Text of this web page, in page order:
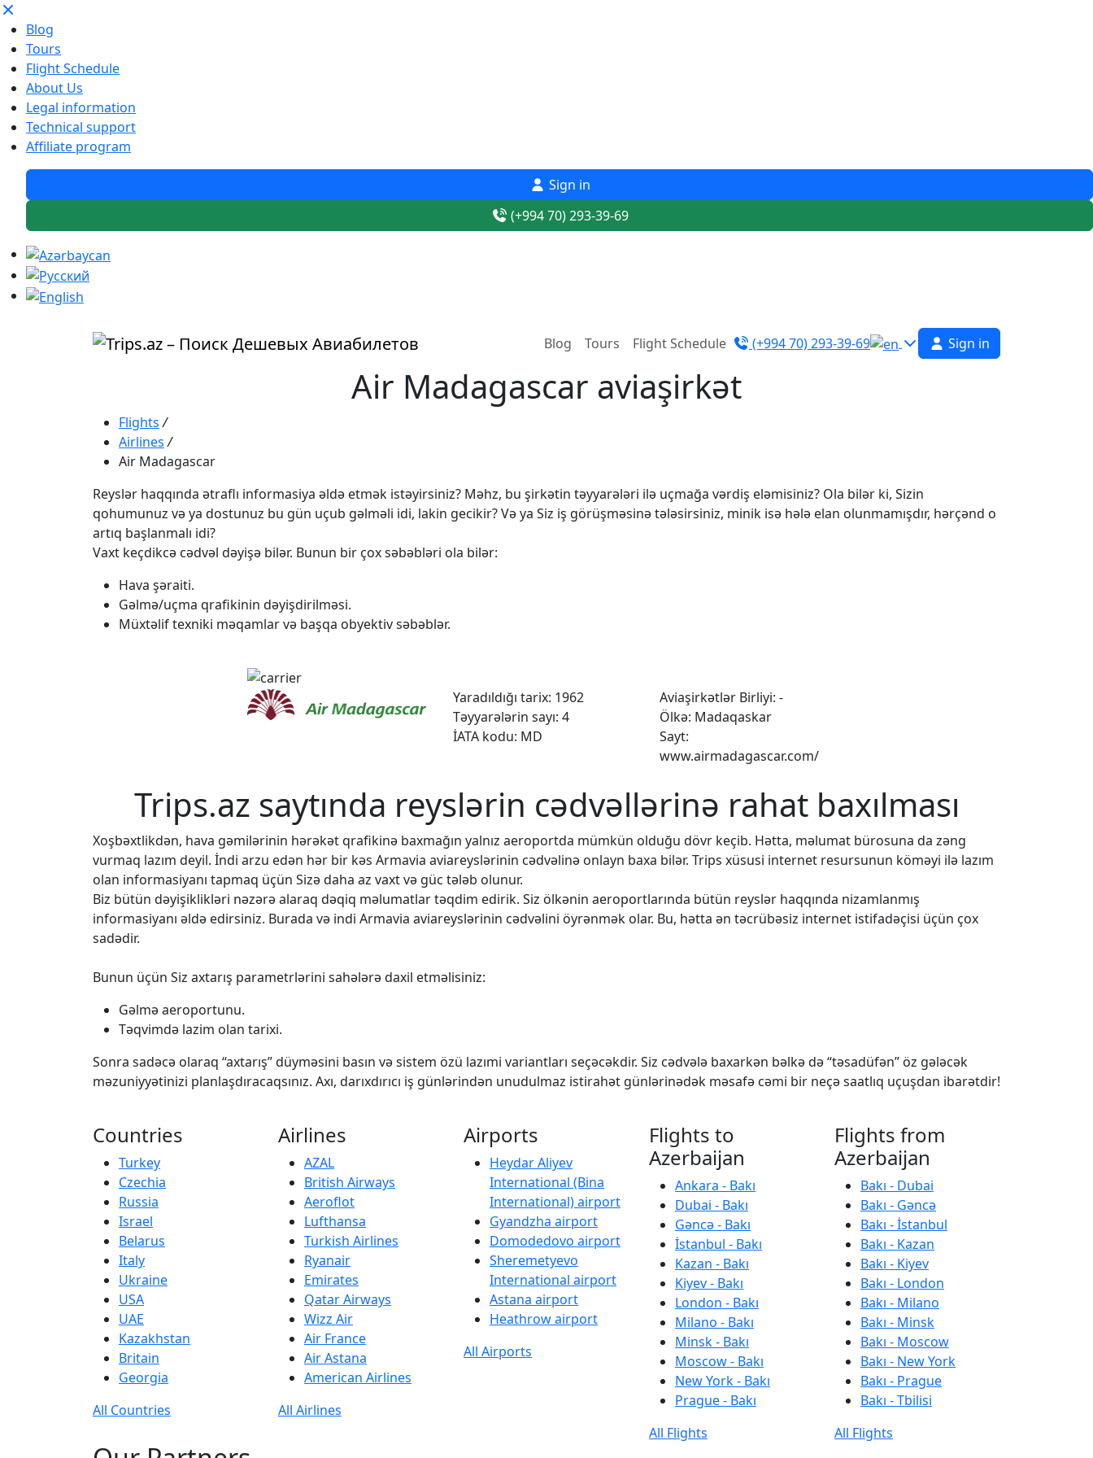
Blog
Tours
Flight Schedule
About Us
Legal information
Technical support
Affiliate program
Sign in
(+994 70) 293-39-69
Blog Tours Flight Schedule (+994 70) 293-39-69 Sign in
Air Madagascar aviaşirkət
Flights /
Airlines /
Air Madagascar
Reyslər haqqında ətraflı informasiya əldə etmək istəyirsiniz? Məhz, bu şirkətin təyyarələri ilə uçmağa vərdiş eləmisiniz? Ola bilər ki, Sizin
qohumunuz və ya dostunuz bu gün uçub gəlməli idi, lakin gecikir? Və ya Siz iş görüşməsinə tələsirsiniz, minik isə hələ elan olunmamışdır, hərçənd o
artıq başlanmalı idi?
Vaxt keçdikcə cədvəl dəyişə bilər. Bunun bir çox səbəbləri ola bilər:
Hava şəraiti.
Gəlmə/uçma qrafikinin dəyişdirilməsi.
Müxtəlif texniki məqamlar və başqa obyektiv səbəblər.
Yaradıldığı tarix: 1962
Təyyarələrin sayı: 4
İATA kodu: MD
Aviaşirkətlər Birliyi: -
Ölkə: Madaqaskar
Sayt:
www.airmadagascar.com/
Trips.az saytında reyslərin cədvəllərinə rahat baxılması
Xoşbəxtlikdən, hava gəmilərinin hərəkət qrafikinə baxmağın yalnız aeroportda mümkün olduğu dövr keçib. Hətta, məlumat bürosuna da zəng
vurmaq lazım deyil. İndi arzu edən hər bir kəs Armavia aviareyslərinin cədvəlinə onlayn baxa bilər. Trips xüsusi internet resursunun köməyi ilə lazım
olan informasiyanı tapmaq üçün Sizə daha az vaxt və güc tələb olunur.
Biz bütün dəyişiklikləri nəzərə alaraq dəqiq məlumatlar təqdim edirik. Siz ölkənin aeroportlarında bütün reyslər haqqında nizamlanmış
informasiyanı əldə edirsiniz. Burada və indi Armavia aviareyslərinin cədvəlini öyrənmək olar. Bu, hətta ən təcrübəsiz internet istifadəçisi üçün çox
sadədir.
Bunun üçün Siz axtarış parametrlərini sahələrə daxil etməlisiniz:
Gəlmə aeroportunu.
Təqvimdə lazim olan tarixi.
Sonra sadəcə olaraq “axtarış” düyməsini basın və sistem özü lazımi variantları seçəcəkdir. Siz cədvələ baxarkən bəlkə də “təsadüfən” öz gələcək
məzuniyyətinizi planlaşdıracaqsınız. Axı, darıxdırıcı iş günlərindən unudulmaz istirahət günlərinədək məsafə cəmi bir neçə saatlıq uçuşdan ibarətdir!
Countries
Turkey
Czechia
Russia
Israel
Belarus
Italy
Ukraine
USA
UAE
Kazakhstan
Britain
Georgia
All Countries
Airlines
AZAL
British Airways
Aeroflot
Lufthansa
Turkish Airlines
Ryanair
Emirates
Qatar Airways
Wizz Air
Air France
Air Astana
American Airlines
All Airlines
Airports
Heydar Aliyev
International (Bina
International) airport
Gyandzha airport
Domodedovo airport
Sheremetyevo
International airport
Astana airport
Heathrow airport
All Airports
Flights to
Azerbaijan
Ankara - Bakı
Dubai - Bakı
Gəncə - Bakı
İstanbul - Bakı
Kazan - Bakı
Kiyev - Bakı
London - Bakı
Milano - Bakı
Minsk - Bakı
Moscow - Bakı
New York - Bakı
Prague - Bakı
All Flights
Flights from
Azerbaijan
Bakı - Dubai
Bakı - Gəncə
Bakı - İstanbul
Bakı - Kazan
Bakı - Kiyev
Bakı - London
Bakı - Milano
Bakı - Minsk
Bakı - Moscow
Bakı - New York
Bakı - Prague
Bakı - Tbilisi
All Flights